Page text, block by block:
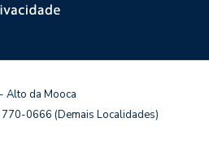
Alto da Mooca
0666 (Demais Localidades)